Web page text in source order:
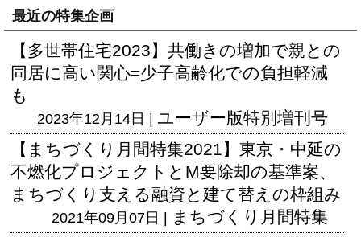
最近の特集企画
【多世帯住宅2023】共働きの増加で親との
同居に高い関心=少子高齢化での負担軽減
も
2023年12月14日 | ユーザー版特別増刊号
【まちづくり月間特集2021】東京・中延の
不燃化プロジェクトとM要除却の基準案、
まちづくり支える融資と建て替えの枠組み
2021年09月07日 | まちづくり月間特集